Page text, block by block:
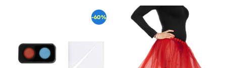
-60%